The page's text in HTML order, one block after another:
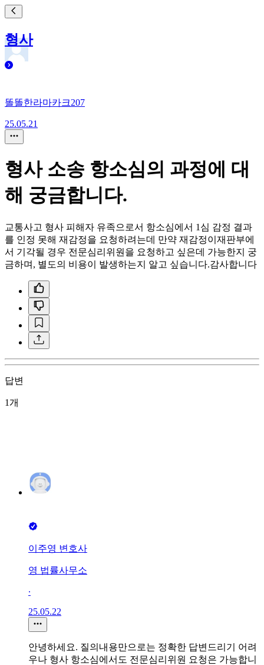
형사
똘똘한라마카크207
25.05.21
형사 소송 항소심의 과정에 대
해 궁금합니다.
교통사고 형사 피해자 유족으로서 항소심에서 1심 감정 결과
를 인정 못해 재감정을 요청하려는데 만약 재감정이재판부에
서 기각될 경우 전문심리위원을 요청하고 싶은데 가능한지 궁
금하며, 별도의 비용이 발생하는지 알고 싶습니다.감사합니다
답변
1개
이주영 변호사
영 법률사무소
∙
25.05.22
안녕하세요. 질의내용만으로는 정확한 답변드리기 어려
우나 형사 항소심에서도 전문심리위원 요청은 가능합니